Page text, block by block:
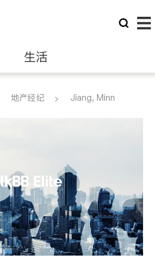
生活
律师
非盈利组织
地产经纪 Jiang, Minn